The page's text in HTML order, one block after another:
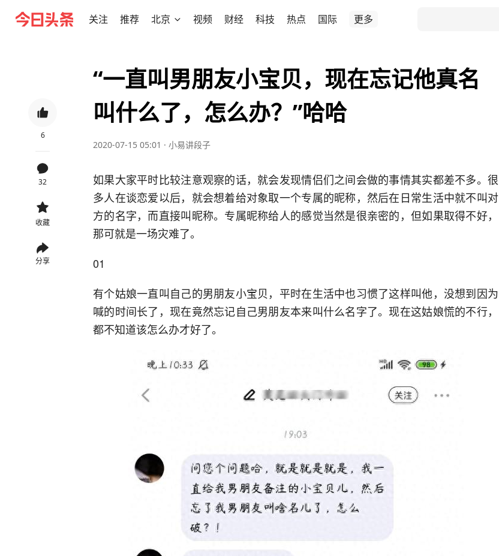
关注 推荐 北京 视频 财经 科技 热点 国际 更多
6
32
收藏
分享
“一直叫男朋友小宝贝，现在忘记他真名
叫什么了，怎么办？”哈哈
2020-07-15 05:01 · 小易讲段子
如果大家平时比较注意观察的话，就会发现情侣们之间会做的事情其实都差不多。很
多人在谈恋爱以后，就会想着给对象取一个专属的昵称，然后在日常生活中就不叫对
方的名字，而直接叫昵称。专属昵称给人的感觉当然是很亲密的，但如果取得不好，
那可就是一场灾难了。
01
有个姑娘一直叫自己的男朋友小宝贝，平时在生活中也习惯了这样叫他，没想到因为
喊的时间长了，现在竟然忘记自己男朋友本来叫什么名字了。现在这姑娘慌的不行，
都不知道该怎么办才好了。